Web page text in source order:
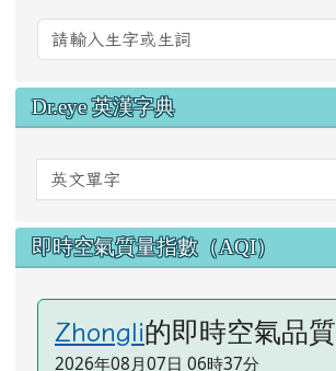
Dr.eye 英漢字典
英文單字
即時空氣質量指數（AQI）
Zhongli的即時空氣品質
2026年08月07日 06時37分